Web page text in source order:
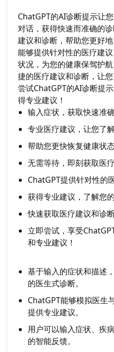
ChatGPT的AI诊断提示让
对话，获得快速而准确的
建议和诊断，帮助您更好
能够提供针对性的医疗建
状况，为您的健康保驾护
捷的医疗建议和诊断，让
尝试ChatGPT的AI诊断提
得专业建议！
输入症状，获取快速准
专业医疗建议，让您了
帮助您更快恢复健康状
无需等待，即刻获取医
ChatGPT提供针对性的
获得专业建议，了解您
快速获取医疗建议和诊
立即尝试，享受
和专业建议！
基于输入的症状和描述
的医生式诊断。
ChatGPT能够模拟医生
提供专业建议。
用户可以输入症状、疾
的智能反馈。